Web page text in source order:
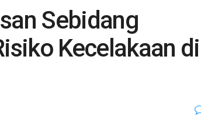
Sebidang
Kecelakaan di